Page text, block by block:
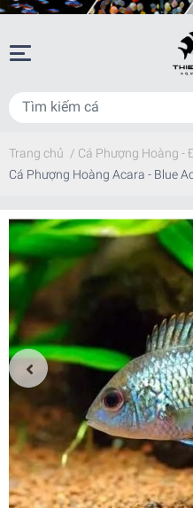
Trang chủ / Cá Phượng Hoàng -
Cá Phượng Hoàng Acara - Blue